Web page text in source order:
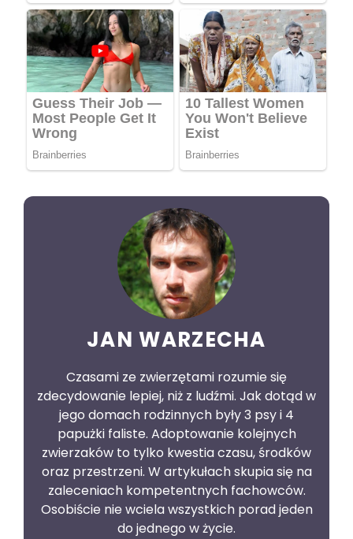
JAN WARZECHA
Czasami ze zwierzętami rozumie się
zdecydowanie lepiej, niż z ludźmi. Jak dotąd w
jego domach rodzinnych były 3 psy i 4
papużki faliste. Adoptowanie kolejnych
zwierzaków to tylko kwestia czasu, środków
oraz przestrzeni. W artykułach skupia się na
zaleceniach kompetentnych fachowców.
Osobiście nie wciela wszystkich porad jeden
do jednego w życie.